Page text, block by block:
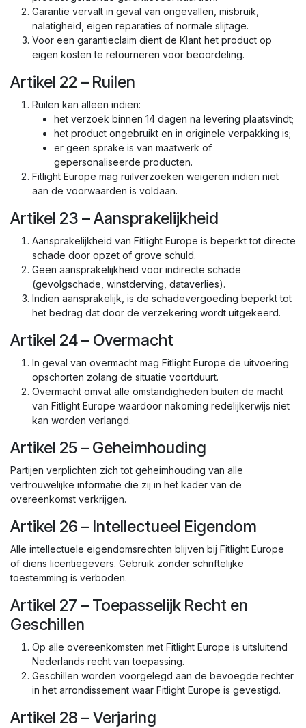
Garantie vervalt in geval van ongevallen, misbruik,
nalatigheid, eigen reparaties of normale slijtage.
Voor een garantieclaim dient de Klant het product op
eigen kosten te retourneren voor beoordeling.
Artikel 22 – Ruilen
Ruilen kan alleen indien:
het verzoek binnen 14 dagen na levering plaatsvindt;
het product ongebruikt en in originele verpakking is;
er geen sprake is van maatwerk of
gepersonaliseerde producten.
Fitlight Europe mag ruilverzoeken weigeren indien niet
aan de voorwaarden is voldaan.
Artikel 23 – Aansprakelijkheid
Aansprakelijkheid van Fitlight Europe is beperkt tot directe
schade door opzet of grove schuld.
Geen aansprakelijkheid voor indirecte schade
(gevolgschade, winstderving, dataverlies).
Indien aansprakelijk, is de schadevergoeding beperkt tot
het bedrag dat door de verzekering wordt uitgekeerd.
Artikel 24 – Overmacht
In geval van overmacht mag Fitlight Europe de uitvoering
opschorten zolang de situatie voortduurt.
Overmacht omvat alle omstandigheden buiten de macht
van Fitlight Europe waardoor nakoming redelijkerwijs niet
kan worden verlangd.
Artikel 25 – Geheimhouding
Partijen verplichten zich tot geheimhouding van alle
vertrouwelijke informatie die zij in het kader van de
overeenkomst verkrijgen.
Artikel 26 – Intellectueel Eigendom
Alle intellectuele eigendomsrechten blijven bij Fitlight Europe
of diens licentiegevers. Gebruik zonder schriftelijke
toestemming is verboden.
Artikel 27 – Toepasselijk Recht en
Geschillen
Op alle overeenkomsten met Fitlight Europe is uitsluitend
Nederlands recht van toepassing.
Geschillen worden voorgelegd aan de bevoegde rechter
in het arrondissement waar Fitlight Europe is gevestigd.
Artikel 28 – Verjaring